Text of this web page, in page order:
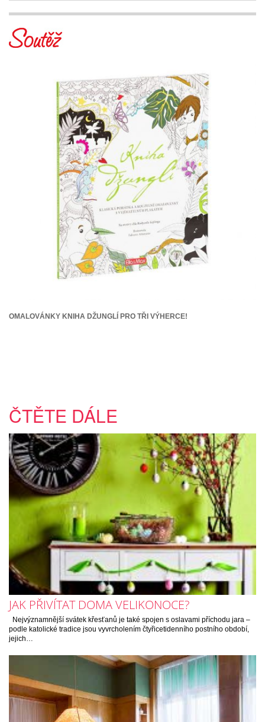
OMALOVÁNKY KNIHA DŽUNGLÍ PRO TŘI VÝHERCE!
ČTĚTE DÁLE
JAK PŘIVÍTAT DOMA VELIKONOCE?
Nejvýznamnější svátek křesťanů je také spojen s oslavami příchodu jara –
podle katolické tradice jsou vyvrcholením čtyřicetidenního postního období,
jejich…